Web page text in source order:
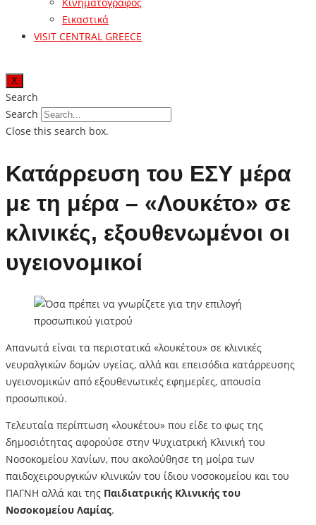
Εικαστικά
VISIT CENTRAL GREECE
X
Search
Search
Close this search box.
Κατάρρευση του ΕΣΥ μέρα
με τη μέρα – «Λουκέτο» σε
κλινικές, εξουθενωμένοι οι
υγειονομικοί
Απανωτά είναι τα περιστατικά «λουκέτου» σε κλινικές
νευραλγικών δομών υγείας, αλλά και επεισόδια κατάρρευσης
υγειονομικών από εξουθενωτικές εφημερίες, απουσία
προσωπικού.
Τελευταία περίπτωση «λουκέτου» που είδε το φως της
δημοσιότητας αφορούσε στην Ψυχιατρική Κλινική του
Νοσοκομείου Χανίων, που ακολούθησε τη μοίρα των
παιδοχειρουργικών κλινικών του ίδιου νοσοκομείου και του
ΠΑΓΝΗ αλλά και της Παιδιατρικής Κλινικής του
Νοσοκομείου Λαμίας.